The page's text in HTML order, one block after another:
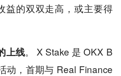
益的双双走高，或主要得
上线。 X Stake 是 OKX B
动，首期与 Real Finance